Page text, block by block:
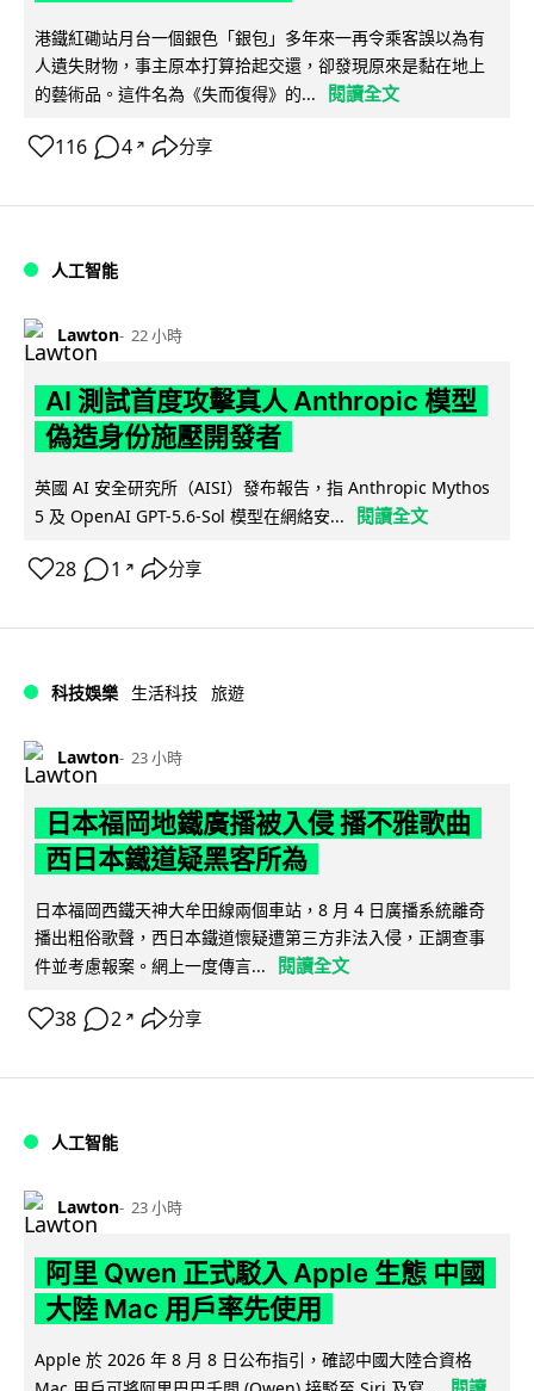
港鐵紅磡站月台一個銀色「銀包」多年來一再令乘客誤以為有
人遺失財物，事主原本打算拾起交還，卻發現原來是黏在地上
的藝術品。這件名為《失而復得》的...
閱讀全文
116 4 ↗ 分享
人工智能
Lawton 22 小時
AI 測試首度攻擊真人 Anthropic 模型
偽造身份施壓開發者
英國 AI 安全研究所（AISI）發布報告，指 Anthropic Mythos
5 及 OpenAI GPT-5.6-Sol 模型在網絡安...
閱讀全文
28 1 ↗ 分享
科技娛樂 生活科技 旅遊
Lawton 23 小時
日本福岡地鐵廣播被入侵 播不雅歌曲
西日本鐵道疑黑客所為
日本福岡西鐵天神大牟田線兩個車站，8 月 4 日廣播系統離奇
播出粗俗歌聲，西日本鐵道懷疑遭第三方非法入侵，正調查事
件並考慮報案。網上一度傳言...
閱讀全文
38 2 ↗ 分享
人工智能
Lawton 23 小時
阿里 Qwen 正式駁入 Apple 生態 中國
大陸 Mac 用戶率先使用
Apple 於 2026 年 8 月 8 日公布指引，確認中國大陸合資格